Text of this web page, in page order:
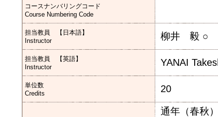
コースナンバリングコード
Course Numbering Code
担当教員 【日本語】
Instructor
柳井 毅 ○
担当教員 【英語】
Instructor
YANAI
単位数
Credits
20
通年（春秋